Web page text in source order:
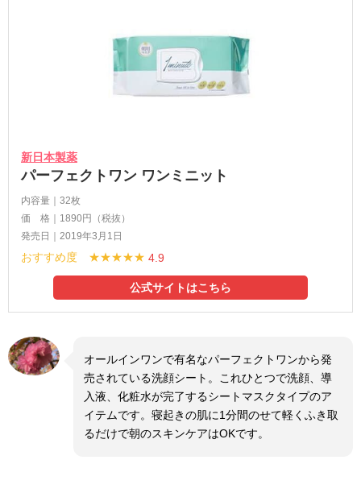
新日本製薬
パーフェクトワン ワンミニット
内容量｜32枚
価 格｜1890円（税抜）
発売日｜2019年3月1日
おすすめ度 ★★★★★ 4.9
公式サイトはこちら
オールインワンで有名なパーフェクトワンから発
売されている洗顔シート。これひとつで洗顔、導
入液、化粧水が完了するシートマスクタイプのア
イテムです。寝起きの肌に1分間のせて軽くふき取
るだけで朝のスキンケアはOKです。